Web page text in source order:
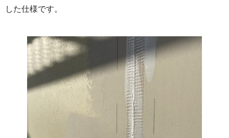
した仕様です。